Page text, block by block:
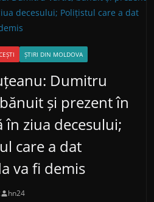
ȘTIRI DIN MOLDOVA
Dumitru
și prezent în
în ziua decesului;
care a dat
va fi demis
hn24